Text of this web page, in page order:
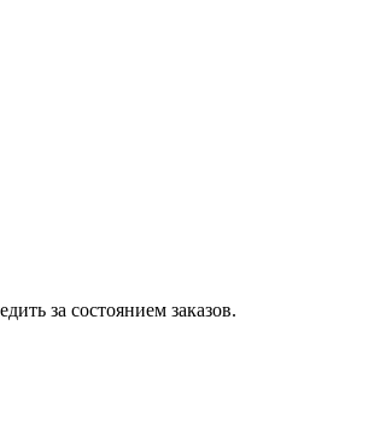
за состоянием заказов.